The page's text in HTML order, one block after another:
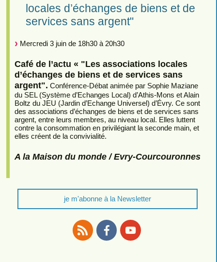
locales d’échanges de biens et de
services sans argent"
Mercredi 3 juin de 18h30 à 20h30
Café de l’actu « "Les associations locales
d’échanges de biens et de services sans
argent". Conférence-Débat animée par Sophie Maziane
du SEL (Système d’Echanges Local) d’Athis-Mons et Alain
Boltz du JEU (Jardin d’Echange Universel) d’Évry. Ce sont
des associations d’échanges de biens et de services sans
argent, entre leurs membres, au niveau local. Elles luttent
contre la consommation en privilégiant la seconde main, et
elles créent de la convivialité.
A la Maison du monde / Evry-Courcouronnes
je m'abonne à la Newsletter